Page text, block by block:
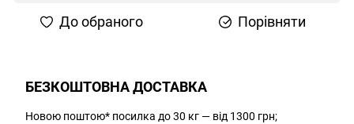
До обраного Порівняти
БЕЗКОШТОВНА ДОСТАВКА
Новою поштою* посилка до 30 кг — від 1300 грн;